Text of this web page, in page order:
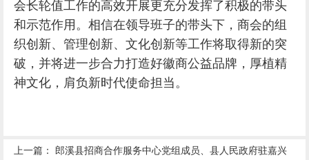
会长轮值工作的高效开展更充分发挥了积极的带头
和示范作用。相信在领导班子的带头下，商会的组
织创新、管理创新、文化创新等工作将取得新的突
破，并将进一步合力打造好徽商公益品牌，厚植精
神文化，肩负新时代使命担当。
上一篇： 郎溪县招商合作服务中心党组成员、县人民政府驻嘉兴